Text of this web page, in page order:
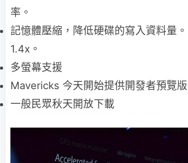
率。
記憶體壓縮，降低硬碟的寫入資料量
1.4x。
多螢幕支援
Mavericks 今天開始提供開發者預覽版
一般民眾秋天開放下載